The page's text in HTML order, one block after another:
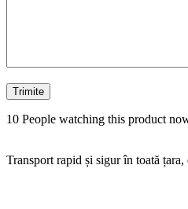
10 People watching this product
Transport rapid și sigur în toată țara,